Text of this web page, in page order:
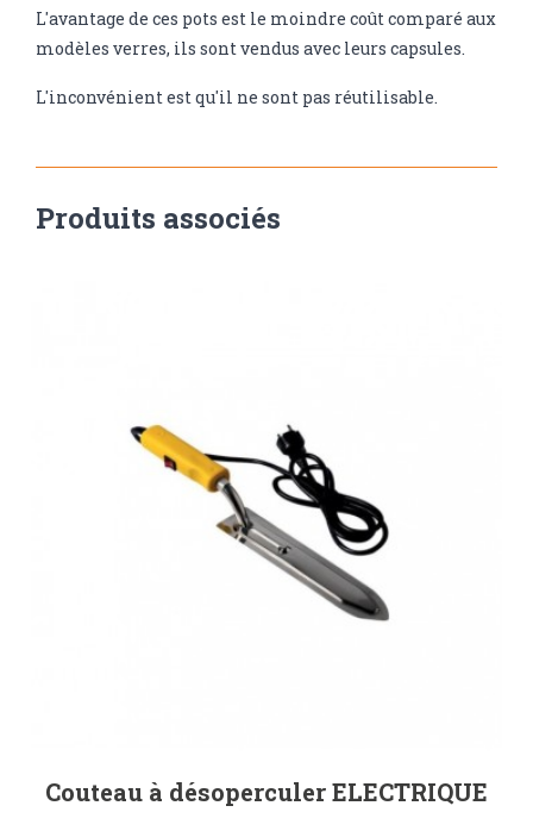
L'avantage de ces pots est le moindre coût comparé aux
modèles verres, ils sont vendus avec leurs capsules.
L'inconvénient est qu'il ne sont pas réutilisable.
Produits associés
Couteau à désoperculer ELECTRIQUE